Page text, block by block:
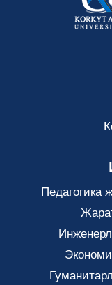
Педагогика